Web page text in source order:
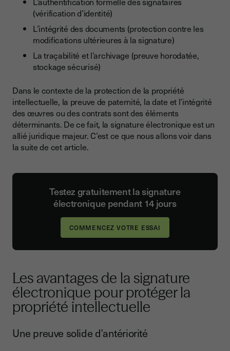
(vérification d’identité)
L’intégrité des documents (protection contre les
modifications ultérieures à la signature)
La traçabilité et l’archivage (preuve horodatée,
stockage sécurisé)
Dans le contexte de la protection de la propriété
intellectuelle, la preuve de paternité, la date et l’intégrité
des œuvres ou des contrats sont des éléments
déterminants. De ce fait, la signature électronique est un
allié juridique majeur. C’est ce que nous allons voir dans
la suite de cet article.
Testez gratuitement la signature
électronique pendant 14 jours
COMMENCEZ VOTRE ESSAI
Les avantages de la signature
électronique pour protéger la
propriété intellectuelle
Une preuve solide d’antériorité